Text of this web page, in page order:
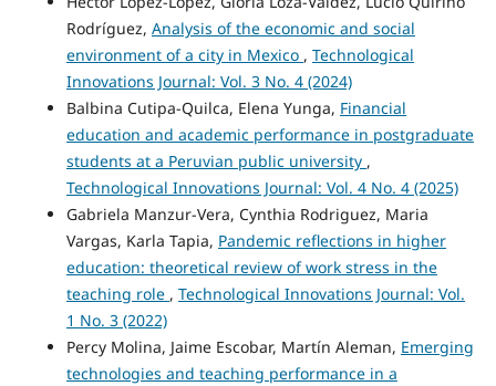
Rodríguez, Analysis of the economic and social
environment of a city in Mexico , Technological
Innovations Journal: Vol. 3 No. 4 (2024)
Balbina Cutipa-Quilca, Elena Yunga, Financial
education and academic performance in postgraduate
students at a Peruvian public university ,
Technological Innovations Journal: Vol. 4 No. 4 (2025)
Gabriela Manzur-Vera, Cynthia Rodriguez, Maria
Vargas, Karla Tapia, Pandemic reflections in higher
education: theoretical review of work stress in the
teaching role , Technological Innovations Journal: Vol.
1 No. 3 (2022)
Percy Molina, Jaime Escobar, Martín Aleman, Emerging
technologies and teaching performance in a